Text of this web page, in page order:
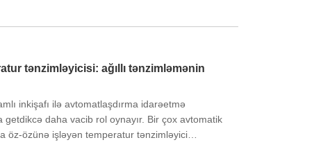
tənzimləyicisi: ağıllı tənzimləmənin
inkişafı ilə avtomatlaşdırma idarəetmə
getdikcə daha vacib rol oynayır. Bir çox avtomatik
öz-özünə işləyən temperatur tənzimləyici
və geniş tətbiq sahəsinə görə çox diqqət